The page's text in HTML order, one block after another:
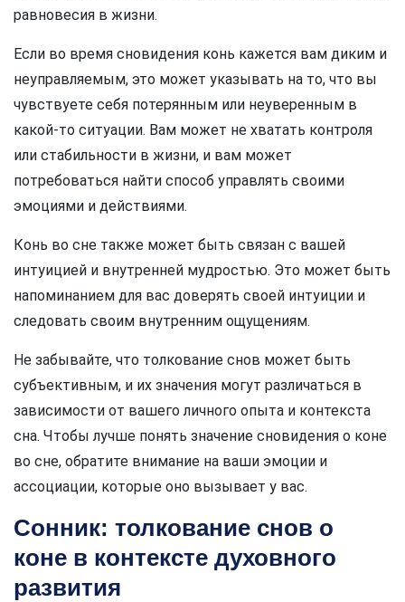
равновесия в жизни.
Если во время сновидения конь кажется вам диким и
неуправляемым, это может указывать на то, что вы
чувствуете себя потерянным или неуверенным в
какой-то ситуации. Вам может не хватать контроля
или стабильности в жизни, и вам может
потребоваться найти способ управлять своими
эмоциями и действиями.
Конь во сне также может быть связан с вашей
интуицией и внутренней мудростью. Это может быть
напоминанием для вас доверять своей интуиции и
следовать своим внутренним ощущениям.
Не забывайте, что толкование снов может быть
субъективным, и их значения могут различаться в
зависимости от вашего личного опыта и контекста
сна. Чтобы лучше понять значение сновидения о коне
во сне, обратите внимание на ваши эмоции и
ассоциации, которые оно вызывает у вас.
Сонник: толкование снов о
коне в контексте духовного
развития